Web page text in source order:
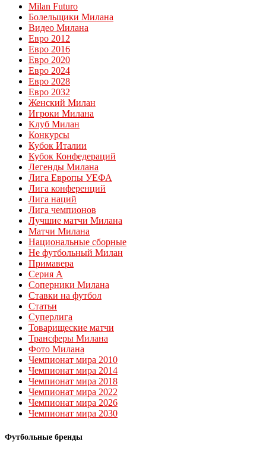
Milan Futuro
Болельщики Милана
Видео Милана
Евро 2012
Евро 2016
Евро 2020
Евро 2024
Евро 2028
Евро 2032
Женский Милан
Игроки Милана
Клуб Милан
Конкурсы
Кубок Италии
Кубок Конфедераций
Легенды Милана
Лига Европы УЕФА
Лига конференций
Лига наций
Лига чемпионов
Лучшие матчи Милана
Матчи Милана
Национальные сборные
Не футбольный Милан
Примавера
Серия А
Соперники Милана
Ставки на футбол
Статьи
Суперлига
Товарищеские матчи
Трансферы Милана
Фото Милана
Чемпионат мира 2010
Чемпионат мира 2014
Чемпионат мира 2018
Чемпионат мира 2022
Чемпионат мира 2026
Чемпионат мира 2030
Футбольные бренды